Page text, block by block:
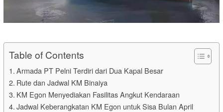
Table of Contents
Armada PT Pelni Terdiri dari Dua Kapal Besar
Rute dan Jadwal KM Binaiya
KM Egon Menyediakan Fasilitas Angkut Kendaraan
Jadwal Keberangkatan KM Egon untuk Sisa Bulan April